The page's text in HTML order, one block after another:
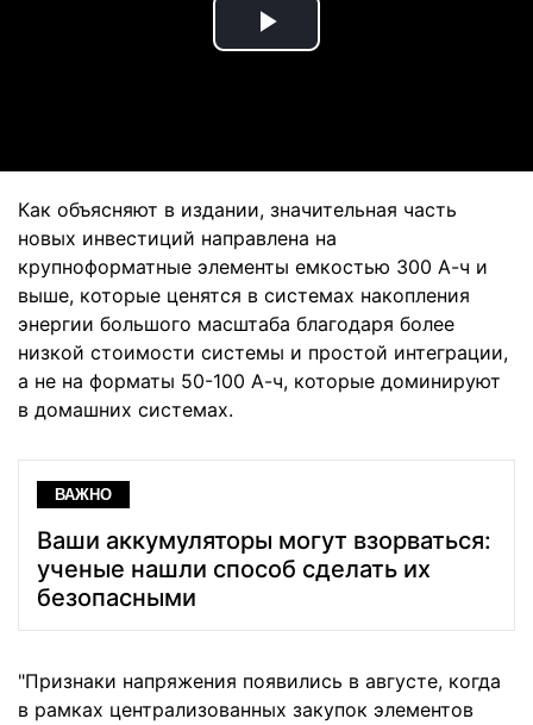
Play
Как объясняют в издании, значительная часть
новых инвестиций направлена на
крупноформатные элементы емкостью 300 А-ч и
выше, которые ценятся в системах накопления
энергии большого масштаба благодаря более
низкой стоимости системы и простой интеграции,
а не на форматы 50-100 А-ч, которые доминируют
в домашних системах.
ВАЖНО
Ваши аккумуляторы могут взорваться:
ученые нашли способ сделать их
безопасными
"Признаки напряжения появились в августе, когда
в рамках централизованных закупок элементов